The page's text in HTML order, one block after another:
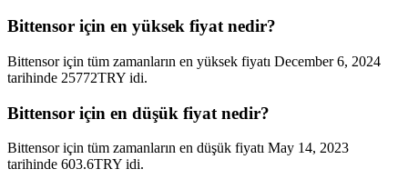
Bittensor için en yüksek fiyat nedir?
Bittensor için tüm zamanların en yüksek fiyatı December 6, 2024
tarihinde 25772TRY idi.
Bittensor için en düşük fiyat nedir?
Bittensor için tüm zamanların en düşük fiyatı May 14, 2023
tarihinde 603.6TRY idi.